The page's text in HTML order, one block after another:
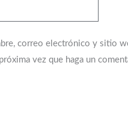
correo electrónico y sitio
vez que haga un